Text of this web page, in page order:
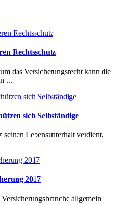
Rechtsschutz
das Versicherungsrecht kann die
...
sich Selbständige
seinen Lebensunterhalt verdient,
2017
allgemein